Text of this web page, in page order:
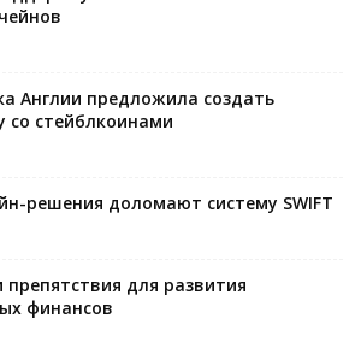
Англии предложила создать
со стейблкоинами
решения доломают систему SWIFT
препятствия для развития
финансов